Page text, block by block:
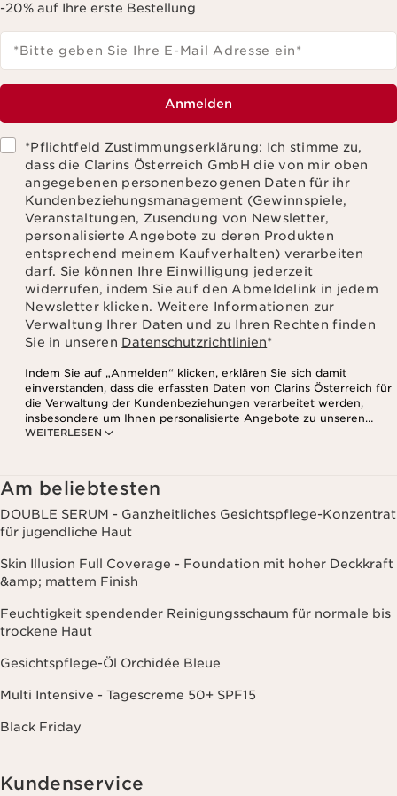
-20% auf Ihre erste Bestellung
*Bitte geben Sie Ihre E-Mail Adresse ein*
Anmelden
*Pflichtfeld Zustimmungserklärung: Ich stimme zu,
dass die Clarins Österreich GmbH die von mir oben
angegebenen personenbezogenen Daten für ihr
Kundenbeziehungsmanagement (Gewinnspiele,
Veranstaltungen, Zusendung von Newsletter,
personalisierte Angebote zu deren Produkten
entsprechend meinem Kaufverhalten) verarbeiten
darf. Sie können Ihre Einwilligung jederzeit
widerrufen, indem Sie auf den Abmeldelink in jedem
Newsletter klicken. Weitere Informationen zur
Verwaltung Ihrer Daten und zu Ihren Rechten finden
Sie in unseren Datenschutzrichtlinien*
WEITERLESEN
Indem Sie auf „Anmelden“ klicken, erklären Sie sich damit
einverstanden, dass die erfassten Daten von Clarins Österreich für
die Verwaltung der Kundenbeziehungen verarbeitet werden,
insbesondere um Ihnen personalisierte Angebote zu unseren
Produkten und Dienstleistungen entsprechend Ihrem
Websites Dritter, sowie für analytische Zwecke.
Am beliebtesten
DOUBLE SERUM - Ganzheitliches Gesichtspflege-Konzentrat
für jugendliche Haut
Skin Illusion Full Coverage - Foundation mit hoher Deckkraft
&amp; mattem Finish
Feuchtigkeit spendender Reinigungsschaum für normale bis
trockene Haut
Gesichtspflege-Öl Orchidée Bleue
Multi Intensive - Tagescreme 50+ SPF15
Black Friday
Kundenservice